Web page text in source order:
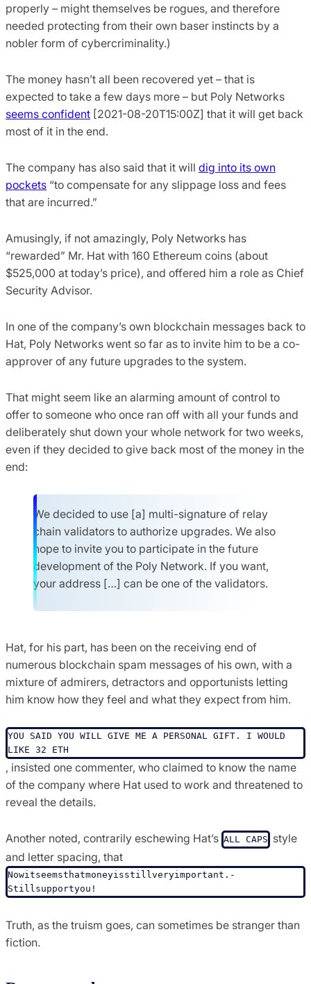
properly – might themselves be rogues, and therefore
needed protecting from their own baser instincts by a
nobler form of cybercriminality.)
The money hasn’t all been recovered yet – that is
expected to take a few days more – but Poly Networks
seems confident [2021-08-20T15:00Z] that it will get back
most of it in the end.
The company has also said that it will dig into its own
pockets “to compensate for any slippage loss and fees
that are incurred.”
Amusingly, if not amazingly, Poly Networks has
“rewarded” Mr. Hat with 160 Ethereum coins (about
$525,000 at today’s price), and offered him a role as Chief
Security Advisor.
In one of the company’s own blockchain messages back to
Hat, Poly Networks went so far as to invite him to be a co-
approver of any future upgrades to the system.
That might seem like an alarming amount of control to
offer to someone who once ran off with all your funds and
deliberately shut down your whole network for two weeks,
even if they decided to give back most of the money in the
end:
We decided to use [a] multi-signature of relay
chain validators to authorize upgrades. We also
hope to invite you to participate in the future
development of the Poly Network. If you want,
your address […] can be one of the validators.
Hat, for his part, has been on the receiving end of
numerous blockchain spam messages of his own, with a
mixture of admirers, detractors and opportunists letting
him know how they feel and what they expect from him.
YOU SAID YOU WILL GIVE ME A PERSONAL GIFT. I WOULD
LIKE 32 ETH
, insisted one commenter, who claimed to know the name
of the company where Hat used to work and threatened to
reveal the details.
Another noted, contrarily eschewing Hat’s ALL CAPS style
and letter spacing, that
Nowitseems­thatmoneyis­stillveryimportant.­
Stillsupportyou!
Truth, as the truism goes, can sometimes be stranger than
fiction.